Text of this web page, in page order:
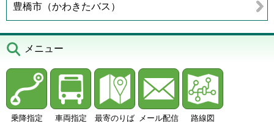
豊橋市（かわきたバス）
メニュー
乗降指定 車両指定 最寄のりば メール配信 路線図